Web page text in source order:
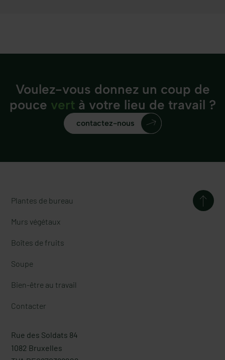
Voulez-vous donnez un coup de
pouce vert à votre lieu de travail ?
contactez-nous
Rue des Soldats 84
1082 Bruxelles
Plantes de bureau
Murs végétaux
Boîtes de fruits
Soupe
Bien-être au travail
Contacter
test